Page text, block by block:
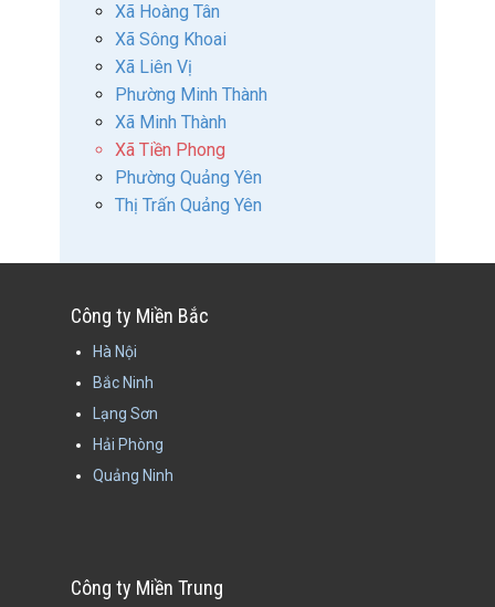
Xã Hoàng Tân
Xã Sông Khoai
Xã Liên Vị
Phường Minh Thành
Xã Minh Thành
Xã Tiền Phong
Phường Quảng Yên
Thị Trấn Quảng Yên
Công ty Miền Bắc
Hà Nội
Bắc Ninh
Lạng Sơn
Hải Phòng
Quảng Ninh
Công ty Miền Trung